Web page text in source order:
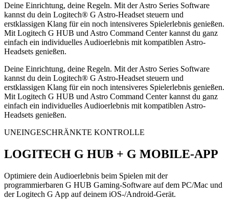
Deine Einrichtung, deine Regeln. Mit der Astro Series Software
kannst du dein Logitech® G Astro-Headset steuern und
erstklassigen Klang für ein noch intensiveres Spielerlebnis genießen.
Mit Logitech G HUB und Astro Command Center kannst du ganz
einfach ein individuelles Audioerlebnis mit kompatiblen Astro-
Headsets genießen.
Deine Einrichtung, deine Regeln. Mit der Astro Series Software
kannst du dein Logitech® G Astro-Headset steuern und
erstklassigen Klang für ein noch intensiveres Spielerlebnis genießen.
Mit Logitech G HUB und Astro Command Center kannst du ganz
einfach ein individuelles Audioerlebnis mit kompatiblen Astro-
Headsets genießen.
UNEINGESCHRÄNKTE KONTROLLE
LOGITECH G HUB + G MOBILE-APP
Optimiere dein Audioerlebnis beim Spielen mit der
programmierbaren G HUB Gaming-Software auf dem PC/Mac und
der Logitech G App auf deinem iOS-/Android-Gerät.